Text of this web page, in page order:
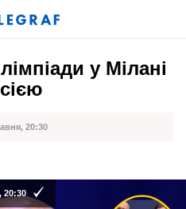
у Мілані
20:30
20:30